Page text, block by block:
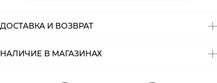
ДОСТАВКА И ВОЗВРАТ
НАЛИЧИЕ В МАГАЗИНАХ